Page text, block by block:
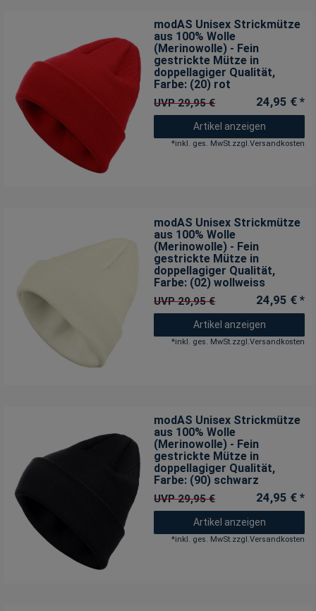
modAS Unisex Strickmütze
aus 100% Wolle
(Merinowolle) - Fein
gestrickte Mütze in
doppellagiger Qualität,
Farbe: (20) rot
UVP 29,95 € 24,95 € *
Artikel anzeigen
*inkl. ges. MwSt.zzgl.Versandkosten
modAS Unisex Strickmütze
aus 100% Wolle
(Merinowolle) - Fein
gestrickte Mütze in
doppellagiger Qualität,
Farbe: (02) wollweiss
UVP 29,95 € 24,95 € *
Artikel anzeigen
*inkl. ges. MwSt.zzgl.Versandkosten
modAS Unisex Strickmütze
aus 100% Wolle
(Merinowolle) - Fein
gestrickte Mütze in
doppellagiger Qualität,
Farbe: (90) schwarz
UVP 29,95 € 24,95 € *
Artikel anzeigen
*inkl. ges. MwSt.zzgl.Versandkosten